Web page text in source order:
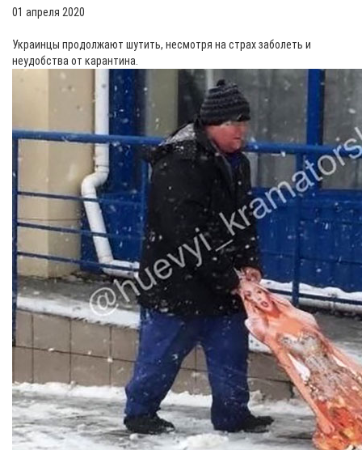
01 апреля 2020
Украинцы продолжают шутить, несмотря на страх заболеть и
неудобства от карантина.